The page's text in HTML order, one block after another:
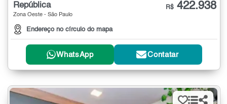
República
Zona Oeste - São Paulo
Endereço no círculo do mapa
R$ 422.938
WhatsApp Contatar